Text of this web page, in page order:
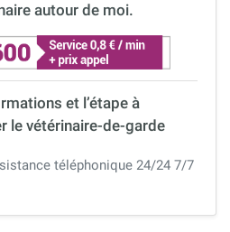
autour de moi.
et l’étape à
le vétérinaire-de-garde
téléphonique 24/24 7/7